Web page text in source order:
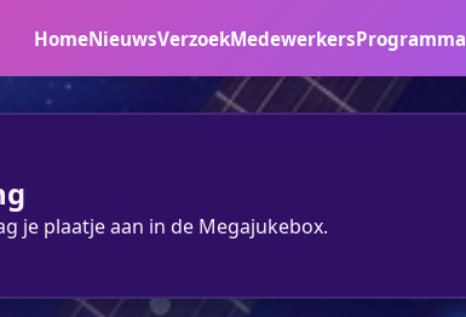
HomeNieuwsVerzoekMedewerkersProgramma
je plaatje aan in de Megajukebox.